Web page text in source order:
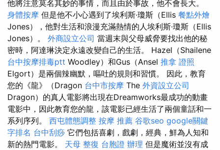
他將注意莫名其妙的事情，而且由於事故，他不會長大。
身體按摩 但是他不小心遇到了埃利斯·瓊斯（Ellis 餐點外燴
Jones），他對生活和浪漫充滿熱情的人埃利斯·瓊斯（Ellis
Jones）。 外商設立公司 當週末與父母威脅要找出他的秘
密時，阿達琳決定永遠改變自己的生活。 Hazel（Shailene
台中按摩排毒ptt Woodley）和Gus（Ansel 推拿 證照
Elgort）是兩個辣幽默，嘔吐的規則和習慣。 因此，教育
您的《龍》（Dragon 台中市按摩 The 外資設立公司
Dragon）的真人電影將出現在Dreamworks最成功的動畫
電影中，因此教育您的龍，該電影已經生活了兩個童話和一
系列序列。 西屯體態調整 按摩 推薦 谷歌seo google關鍵
字排名 台中刮痧 它們包括喜劇，戲劇，經典，鮮為人知和
新的熱門電影。 天母 整復 台胞證 辦理 但是魔術並沒有成